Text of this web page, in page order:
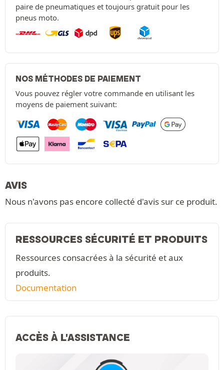
paire de pneumatiques et toujours gratuit pour les
pneus moto.
NOS MÉTHODES DE PAIEMENT
Vous pouvez régler votre commande en utilisant les
moyens de paiement suivant:
AVIS
Nous n'avons pas encore collecté d'avis sur ce produit.
RESSOURCES SÉCURITÉ ET PRODUITS
Ressources consacrées à la sécurité et aux
produits.
Documentation
ACCÈS À L'ASSISTANCE